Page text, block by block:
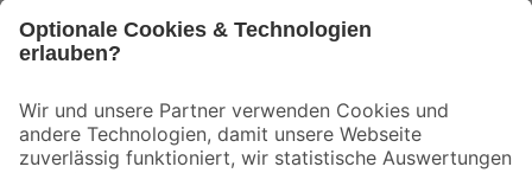
Der toom Newsletter: Keine Angebote und Aktionen mehr verpassen!
Zur Newsletter Anmeldung